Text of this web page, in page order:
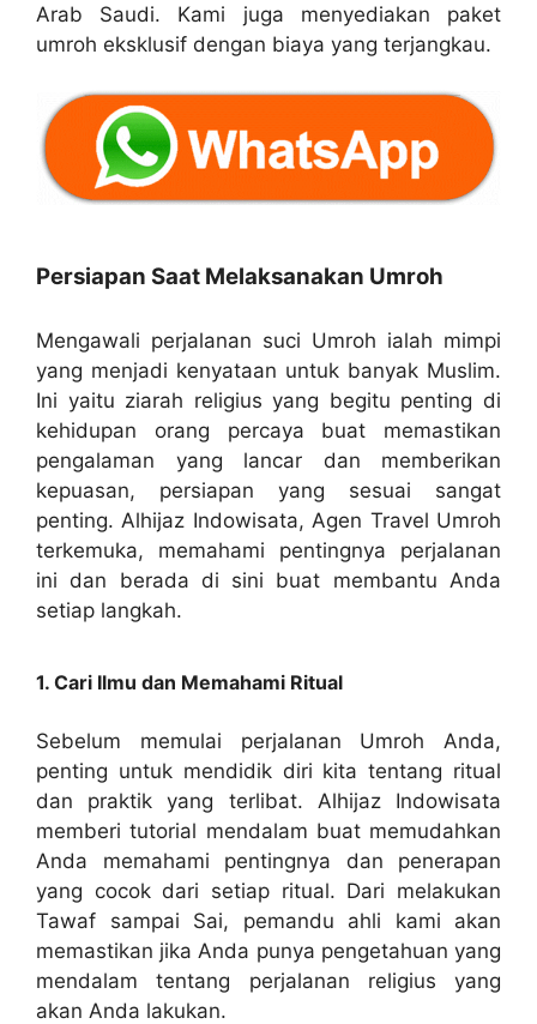
Arab Saudi. Kami juga menyediakan paket
umroh eksklusif dengan biaya yang terjangkau.
Persiapan Saat Melaksanakan Umroh
Mengawali perjalanan suci Umroh ialah mimpi
yang menjadi kenyataan untuk banyak Muslim.
Ini yaitu ziarah religius yang begitu penting di
kehidupan orang percaya buat memastikan
pengalaman yang lancar dan memberikan
kepuasan, persiapan yang sesuai sangat
penting. Alhijaz Indowisata, Agen Travel Umroh
terkemuka, memahami pentingnya perjalanan
ini dan berada di sini buat membantu Anda
setiap langkah.
1. Cari Ilmu dan Memahami Ritual
Sebelum memulai perjalanan Umroh Anda,
penting untuk mendidik diri kita tentang ritual
dan praktik yang terlibat. Alhijaz Indowisata
memberi tutorial mendalam buat memudahkan
Anda memahami pentingnya dan penerapan
yang cocok dari setiap ritual. Dari melakukan
Tawaf sampai Sai, pemandu ahli kami akan
memastikan jika Anda punya pengetahuan yang
mendalam tentang perjalanan religius yang
akan Anda lakukan.